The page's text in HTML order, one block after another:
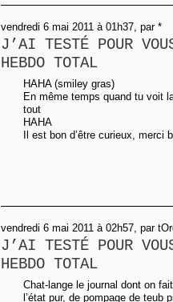
vendredi 6 mai 2011 à 01h37, par *
J’AI TESTÉ POUR
HEBDO TOTAL
HAHA (smiley gras)
En même temps quand tu voit
tout
HAHA
Il est bon d’être curieux, merci
vendredi 6 mai 2011 à 02h57, par
J’AI TESTÉ POUR
HEBDO TOTAL
Chat-lange le journal dont on
l’état pur, de pompage de teub